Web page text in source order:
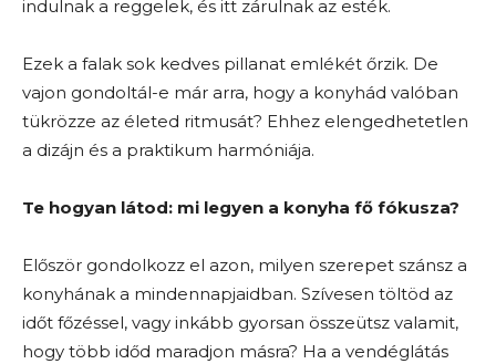
indulnak a reggelek, és itt zárulnak az esték.
Ezek a falak sok kedves pillanat emlékét őrzik. De
vajon gondoltál-e már arra, hogy a konyhád valóban
tükrözze az életed ritmusát? Ehhez elengedhetetlen
a dizájn és a praktikum harmóniája.
Te hogyan látod: mi legyen a konyha fő fókusza?
Először gondolkozz el azon, milyen szerepet szánsz a
konyhának a mindennapjaidban. Szívesen töltöd az
időt főzéssel, vagy inkább gyorsan összeütsz valamit,
hogy több időd maradjon másra? Ha a vendéglátás